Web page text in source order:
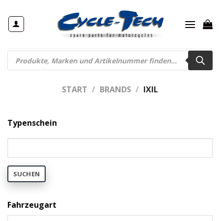
Inhalt
springen
Products
search
START / BRANDS / IXIL
Typenschein
SUCHEN
Fahrzeugart